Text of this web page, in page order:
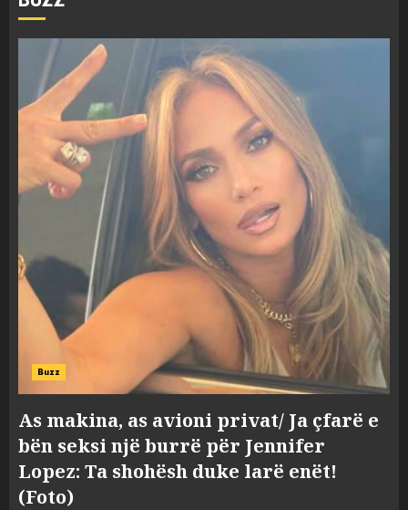
Buzz
As makina, as avioni privat/ Ja çfarë e
bën seksi një burrë për Jennifer
Lopez: Ta shohësh duke larë enët!
(Foto)